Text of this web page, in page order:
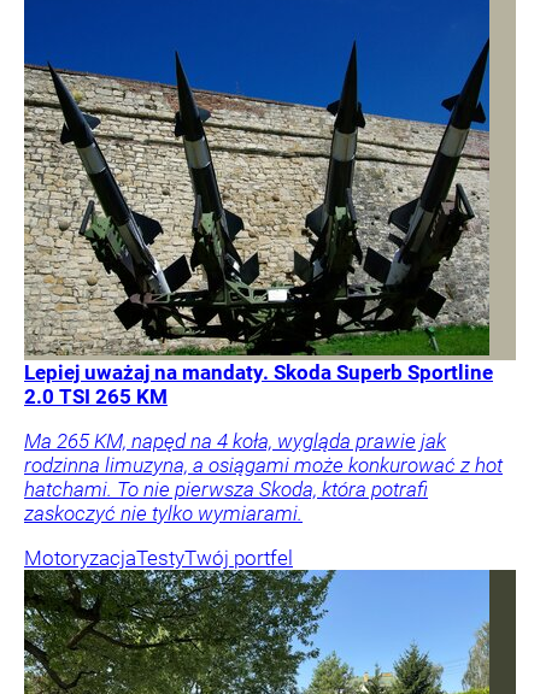
Lepiej uważaj na mandaty. Skoda Superb Sportline
2.0 TSI 265 KM
Ma 265 KM, napęd na 4 koła, wygląda prawie jak
rodzinna limuzyna, a osiągami może konkurować z hot
hatchami. To nie pierwsza Skoda, która potrafi
zaskoczyć nie tylko wymiarami.
MotoryzacjaTestyTwój portfel